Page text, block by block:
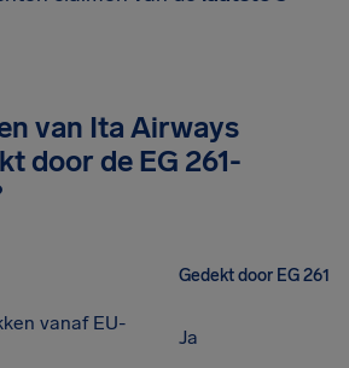
van Ita Airways
door de EG 261-
Gedekt door EG 261
vanaf EU-
Ja